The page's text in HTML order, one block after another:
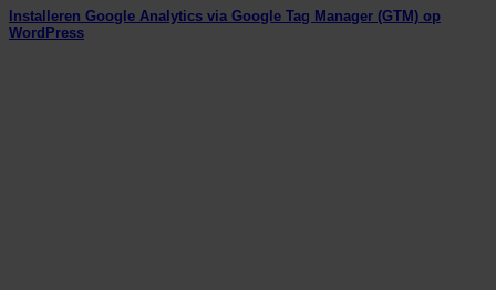
Installeren Google Analytics via Google Tag Manager (GTM) op
WordPress